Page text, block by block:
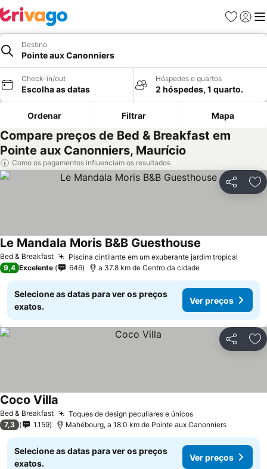
Favoritos
Iniciar
Destino
Pointe aux Canonniers
Check-in/out
Escolha as datas
Hóspedes e quartos
2 hóspedes, 1 quarto.
Ordenar Filtrar Mapa
Compare preços de Bed & Breakfast em
Pointe aux Canonniers, Maurício
Como os pagamentos influenciam os resultados
Partilhar
Bed & Breakfast Piscina cintilante em um exuberante jardim tropical
Le Mandala Moris B&B Guesthouse
9,4 Excelente 646 a 37.8 km de Centro da cidade
Selecione as datas para ver os preços
exatos.
Ver preços
Partilhar
Bed & Breakfast Toques de design peculiares e únicos
Coco Villa
7,3 1.159 Mahébourg, a 18.0 km de Pointe aux Canonniers
Selecione as datas para ver os preços
exatos.
Ver preços